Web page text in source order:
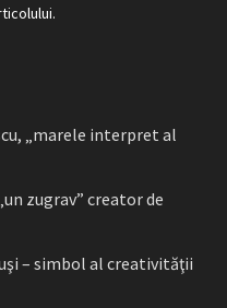
„marele interpret al
zugrav” creator de
– simbol al creativităţii